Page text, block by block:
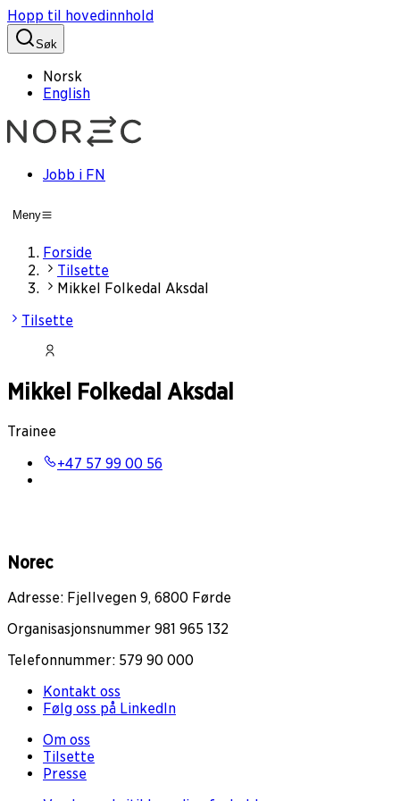
Hopp til hovedinnhold
Søk
Norsk
English
Jobb i FN
Meny
Forside
Tilsette
Mikkel Folkedal Aksdal
Tilsette
Mikkel Folkedal Aksdal
Trainee
+47 57 99 00 56
Norec
Adresse: Fjellvegen 9, 6800 Førde
Organisasjonsnummer 981 965 132
Telefonnummer: 579 90 000
Kontakt oss
Følg oss på LinkedIn
Om oss
Tilsette
Presse